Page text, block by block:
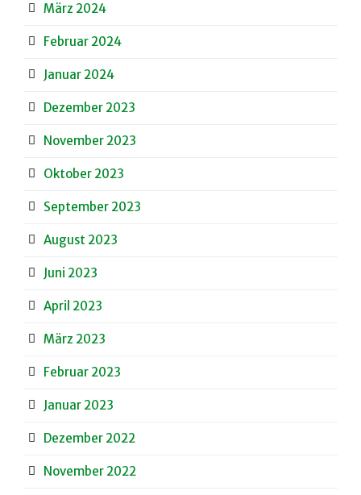
März 2024
Februar 2024
Januar 2024
Dezember 2023
November 2023
Oktober 2023
September 2023
August 2023
Juni 2023
April 2023
März 2023
Februar 2023
Januar 2023
Dezember 2022
November 2022